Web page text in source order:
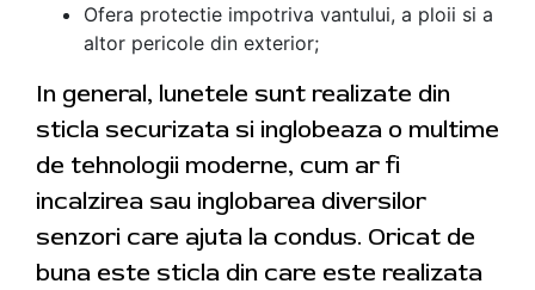
Ofera protectie impotriva vantului, a ploii si a
altor pericole din exterior;
In general, lunetele sunt realizate din
sticla securizata si inglobeaza o multime
de tehnologii moderne, cum ar fi
incalzirea sau inglobarea diversilor
senzori care ajuta la condus. Oricat de
buna este sticla din care este realizata